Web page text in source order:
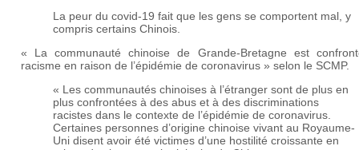
La peur du covid-19 fait que les gens se comportent mal, y
compris certains Chinois.
« La communauté chinoise de Grande-Bretagne est
racisme en raison de l’épidémie de coronavirus » selon le SCMP.
« Les communautés chinoises à l’étranger sont de plus en
plus confrontées à des abus et à des discriminations
racistes dans le contexte de l’épidémie de coronavirus.
Certaines personnes d’origine chinoise vivant au Royaume-
Uni disent avoir été victimes d’une hostilité croissante en